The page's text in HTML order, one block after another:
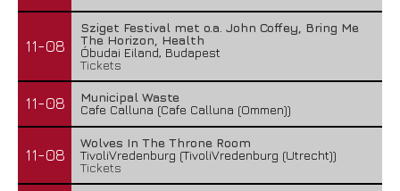
11-08
Sziget Festival met o.a. John Coffey, Bring Me
The Horizon, Health
Óbudai Eiland, Budapest
Tickets
11-08
Municipal Waste
Cafe Calluna (Cafe Calluna (Ommen))
11-08
Wolves In The Throne Room
TivoliVredenburg (TivoliVredenburg (Utrecht))
Tickets